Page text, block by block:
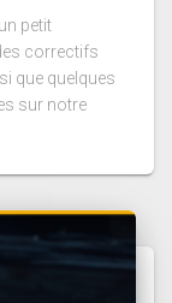
petit
correctifs
que quelques
sur notre